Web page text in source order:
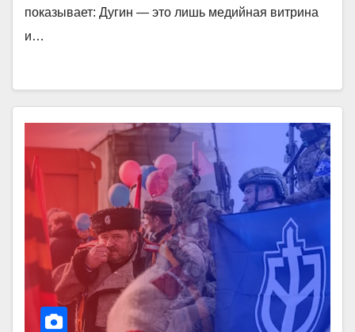
показывает: Дугин — это лишь медийная витрина
и…